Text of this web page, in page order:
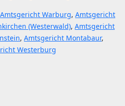
Amtsgericht Warburg, Amtsgericht
(Westerwald), Amtsgericht
, Amtsgericht Montabaur,
Westerburg